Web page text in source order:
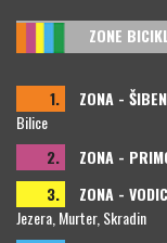
ZONE
1. ZONA -
Bilice
2.
ZONA -
3.
ZONA -
Jezera, Murter, Skradin